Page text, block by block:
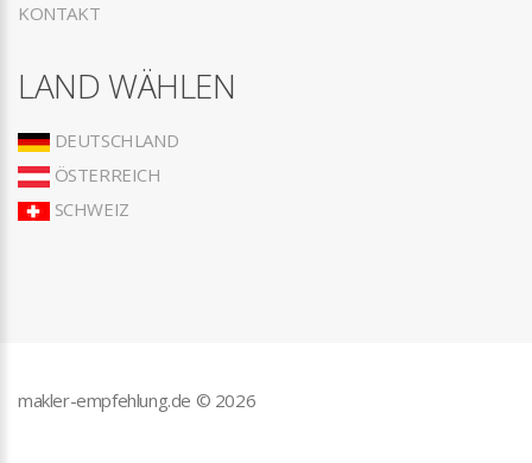
KONTAKT
LAND WÄHLEN
DEUTSCHLAND
ÖSTERREICH
SCHWEIZ
makler-empfehlung.de © 2026